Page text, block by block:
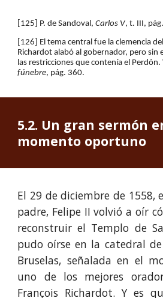
[125] P. de Sandoval, Carlos V, t. III,
[126] El tema central fue la clemencia
Richardot alabó al gobernador, pero sin
las restricciones que contenía el
fúnebre, pág. 360.
5.2. Un gran sermón
momento oportuno
El 29 de diciembre de 1558,
padre, Felipe II volvió a oír
reconstruir el Templo de
pudo oírse en la catedral
Bruselas, señalada en el
uno de los mejores
François Richardot. Y es